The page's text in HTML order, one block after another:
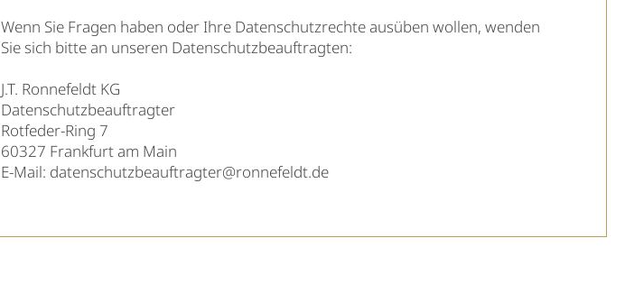
Wenn Sie Fragen haben oder Ihre Datenschutzrechte ausüben wollen, wenden
Sie sich bitte an unseren Datenschutzbeauftragten:
J.T. Ronnefeldt KG
Datenschutzbeauftragter
Rotfeder-Ring 7
60327 Frankfurt am Main
E-Mail: datenschutzbeauftragter@ronnefeldt.de